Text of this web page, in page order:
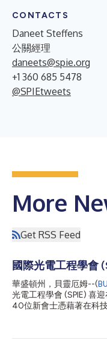
CONTACTS
Daneet Steffens
公關經理
daneets@spie.org
+1 360 685 5478
@SPIEtweets
More
Get RSS Feed
國際光電工程學會
華盛頓州，貝靈厄姆--(
光電工程學會 (SPIE) 喜
40位新會士憑藉著在科
顯著科學與技術貢獻的